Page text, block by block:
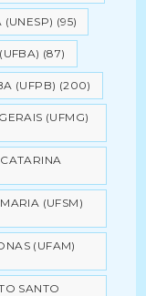
(UNESP) (95)
(87)
(UFPB) (200)
(UFMG)
(UFSM)
(UFAM)
SANTO